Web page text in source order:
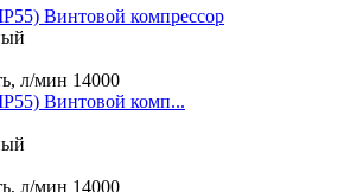
Винтовой компрессор
л/мин 14000
Винтовой комп...
л/мин 14000